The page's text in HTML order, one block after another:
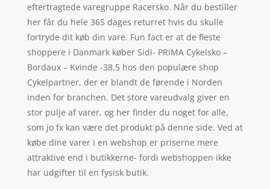
eftertragtede varegruppe Racersko. Når du bestiller
her får du hele 365 dages returret hvis du skulle
fortryde dit køb din vare. Fun fact er at de fleste
shoppere i Danmark køber Sidi- PRIMA Cykelsko –
Bordaux – Kvinde -38,5 hos den populære shop
Cykelpartner, der er blandt de førende i Norden
inden for branchen. Det store vareudvalg giver en
stor pulje af varer, og her finder du noget for alle,
som jo fx kan være det produkt på denne side. Ved at
købe dine varer i en webshop er priserne mere
attraktive end i butikkerne- fordi webshoppen ikke
har udgifter til en fysisk butik.